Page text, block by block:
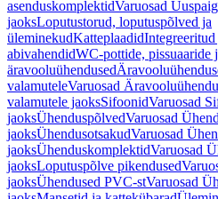
asenduskomplektidVaruosad
jaoksLoputustorud, loputuspõlved ja
üleminekudKatteplaadid
abivahendidWC-pottide, pissuaaride
äravooluühendused
valamuteleVaruosad
valamutele jaoksSifoonidVaruosad
jaoksÜhenduspõlvedVaruosad
jaoksÜhendusotsakudVaruosad
jaoksÜhenduskomplektidVaruosad
jaoksLoputuspõlve pikendused
jaoksÜhendused PVC-stVaruosad